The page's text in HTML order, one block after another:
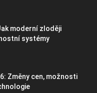
moderní zloději
systémy
Změny cen, možnosti